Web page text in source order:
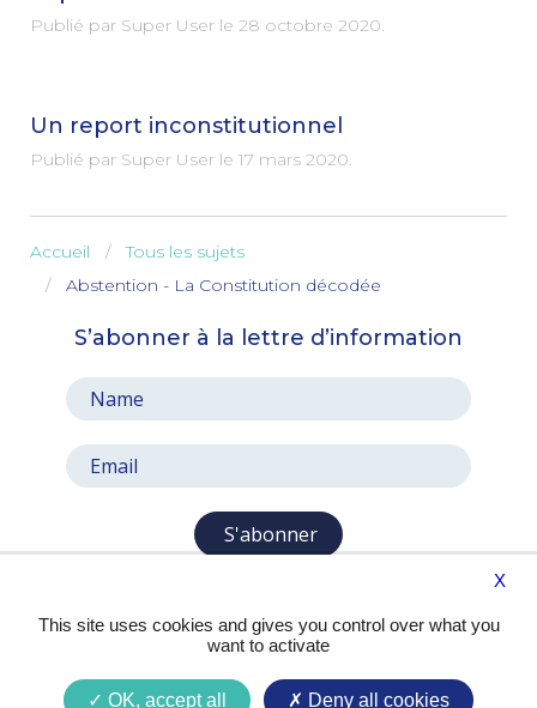
Publié par Super User le 28 octobre 2020.
Un report inconstitutionnel
Publié par Super User le 17 mars 2020.
Accueil
Tous les sujets
Abstention - La Constitution décodée
S’abonner à la lettre d’information
S'abonner
X
This site uses cookies and gives you control over what you
want to activate
OK, accept all Deny all cookies